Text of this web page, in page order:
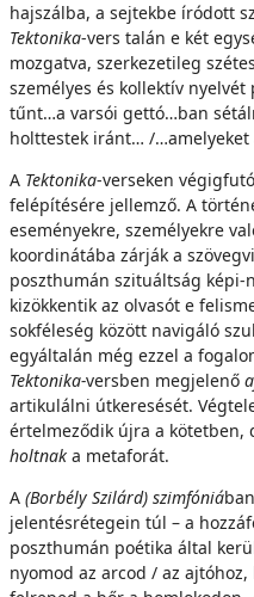
hajszálba, a sejtekbe íródott
Tektonika-vers talán e két
mozgatva, szerkezetileg
személyes és kollektív
tűnt…a varsói gettó…ban
holttestek iránt… /
A Tektonika-verseken
felépítésére jellemző. A
eseményekre, személyekre
koordinátába zárják a
poszthumán szituáltság
kizökkentik az olvasót e
sokféleség között navigáló
egyáltalán még ezzel a
Tektonika-versben megjelenő
artikulálni útkeresését.
értelmeződik újra a kötetben,
holtnak a metaforát.
A (Borbély Szilárd) szimfóniá
jelentésrétegein túl – a
poszthumán poétika által
nyomod az arcod / az